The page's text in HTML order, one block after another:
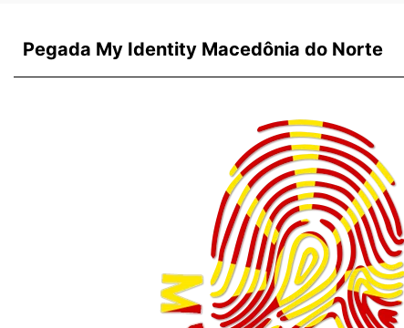
Pegada My Identity Macedônia do Norte